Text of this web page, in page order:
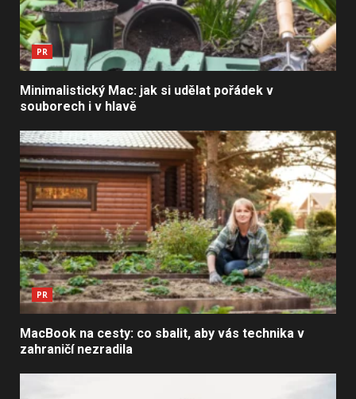
PR
Minimalistický Mac: jak si udělat pořádek v
souborech i v hlavě
PR
MacBook na cesty: co sbalit, aby vás technika v
zahraničí nezradila